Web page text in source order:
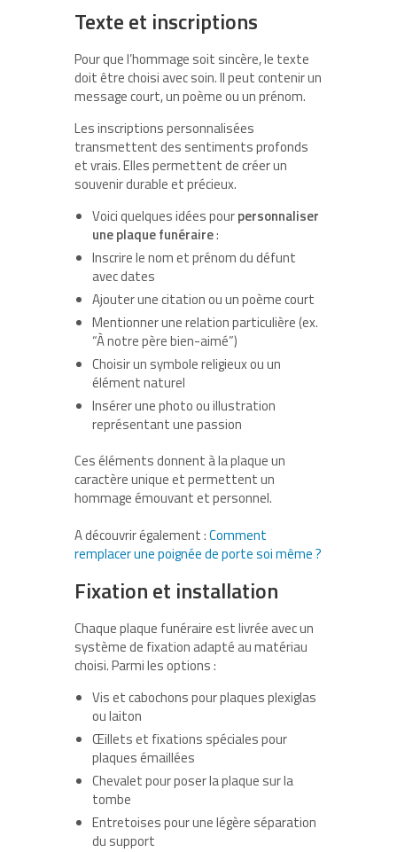
Texte et inscriptions
Pour que l’hommage soit sincère, le texte
doit être choisi avec soin. Il peut contenir un
message court, un poème ou un prénom.
Les inscriptions personnalisées
transmettent des sentiments profonds
et vrais. Elles permettent de créer un
souvenir durable et précieux.
Voici quelques idées pourpersonnaliser
une plaque funéraire:
Inscrire le nom et prénom du défunt
avec dates
Ajouter une citation ou un poème court
Mentionner une relation particulière (ex.
“À notre père bien-aimé”)
Choisir un symbole religieux ou un
élément naturel
Insérer une photo ou illustration
représentant une passion
Ces éléments donnent à la plaque un
caractère unique et permettent un
hommage émouvant et personnel.
A découvrir également :Comment
remplacer une poignée de porte soi même ?
Fixation et installation
Chaque plaque funéraire est livrée avec un
système de fixation adapté au matériau
choisi. Parmi les options :
Vis et cabochons pour plaques plexiglas
ou laiton
Œillets et fixations spéciales pour
plaques émaillées
Chevalet pour poser la plaque sur la
tombe
Entretoises pour une légère séparation
du support